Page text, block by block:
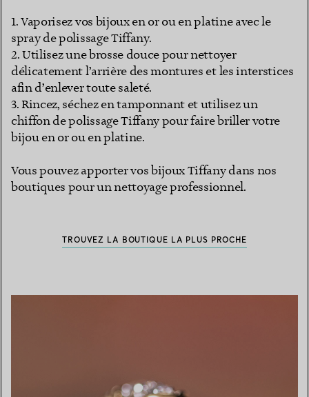
1. Vaporisez vos bijoux en or ou en platine avec le
spray de polissage Tiffany.
2. Utilisez une brosse douce pour nettoyer
délicatement l’arrière des montures et les interstices
afin d’enlever toute saleté.
3. Rincez, séchez en tamponnant et utilisez un
chiffon de polissage Tiffany pour faire briller votre
bijou en or ou en platine.
Vous pouvez apporter vos bijoux Tiffany dans nos
boutiques pour un nettoyage professionnel.
TROUVEZ LA BOUTIQUE LA PLUS PROCHE